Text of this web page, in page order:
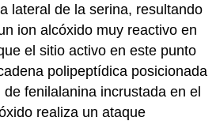
lateral de la serina, resultando
ion alcóxido muy reactivo en
el sitio activo en este punto
polipeptídica posicionada
fenilalanina incrustada en el
realiza un ataque